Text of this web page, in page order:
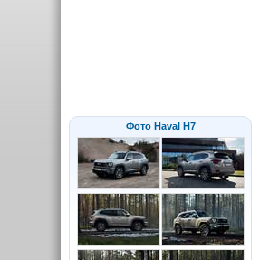
Фото Haval H7